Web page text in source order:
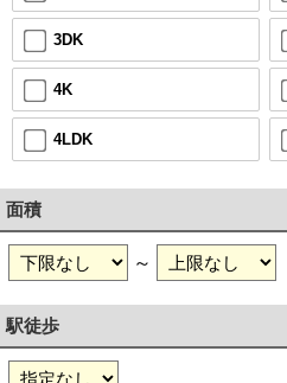
3DK
4K
4LDK
面積
～
駅徒歩